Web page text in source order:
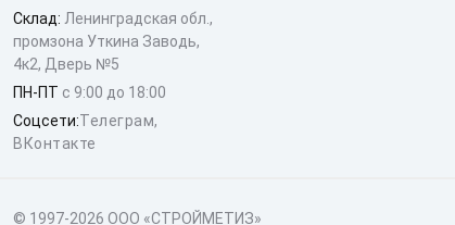
Склад: Ленинградская обл.,
промзона Уткина Заводь,
4к2, Дверь №5
ПН-ПТ с 9:00 до 18:00
Соцсети:Телеграм,
ВКонтакте
© 1997-2026 ООО «СТРОЙМЕТИЗ»